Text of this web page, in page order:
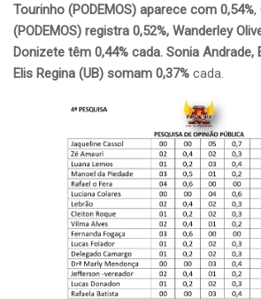
Tourinho (PODEMOS) aparece com 0,54%,
(PODEMOS) registra 0,52%, Wanderley
Donizete têm 0,44% cada. Sonia
Elis Regina (UB) somam 0,37% cada.